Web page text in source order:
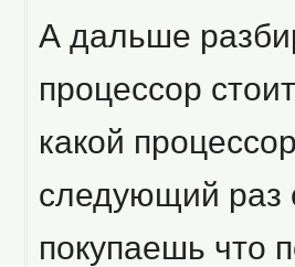
А дальше
процессор
какой
следующий раз
покупаешь что